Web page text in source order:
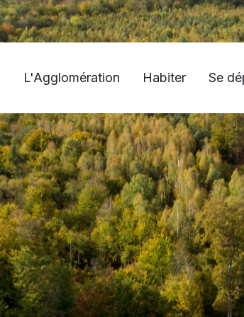
L'Agglomération Habiter Se